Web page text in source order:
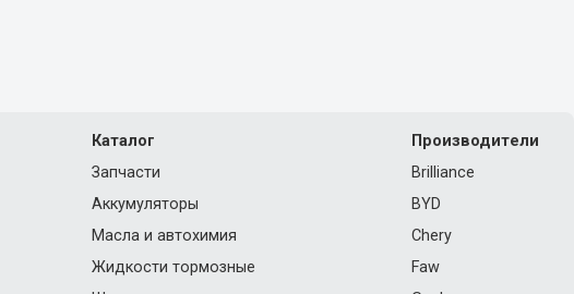
Каталог
Запчасти
Аккумуляторы
Масла и автохимия
Жидкости тормозные
Производители
Brilliance
BYD
Chery
Faw